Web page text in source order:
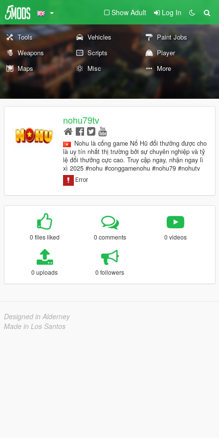
Show Adult Log In
Tools Vehicles
Paint Jobs
Weapons
Scripts
Player
Maps
Misc More
nohu79tv
Nohu là cổng game Nổ Hũ đổi thưởng được cho
là uy tín nhất thị trường bởi sự chuyên nghiệp và tỷ
lệ đổi thưởng cực cao. Truy cập ngay, nhận ngay lì
xì 2025 #nohu #conggamenohu #nohu79 #nohutv
0 files liked 0 comments 0 videos
0 uploads 0 followers
Designed in Alderney
Made in Los Santos